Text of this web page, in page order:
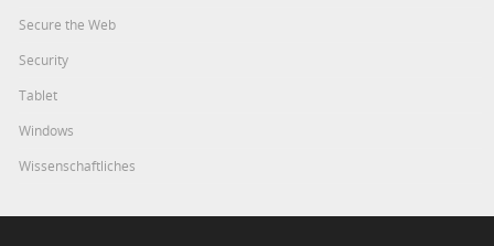
Secure the Web
Security
Tablet
Windows
Wissenschaftliches